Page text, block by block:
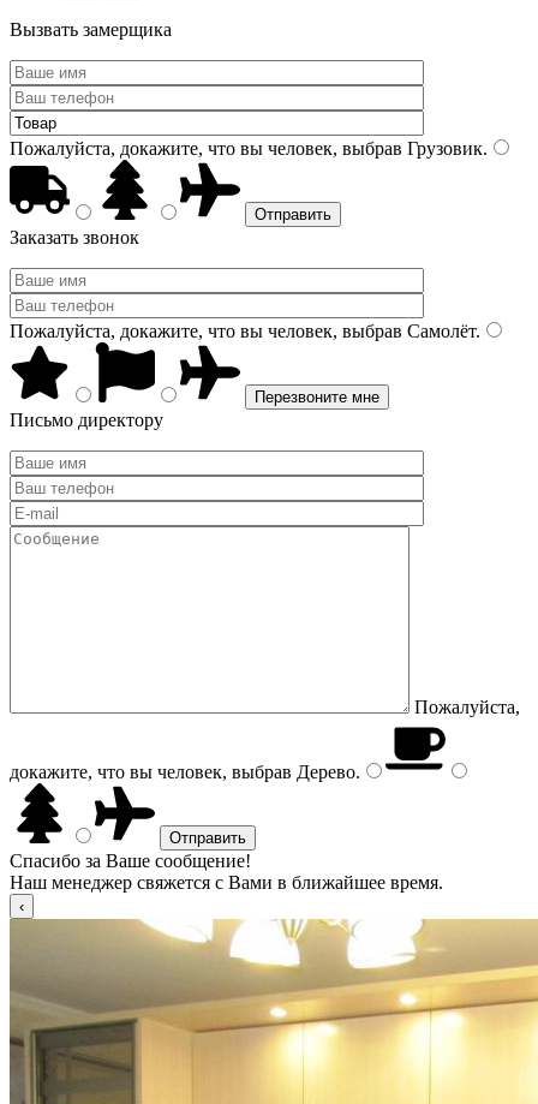
Вызвать замерщика
Пожалуйста, докажите, что вы человек, выбрав Грузовик.
Заказать звонок
Пожалуйста, докажите, что вы человек, выбрав Самолёт.
Письмо директору
Пожалуйста,
докажите, что вы человек, выбрав Дерево.
Спасибо за Ваше сообщение!
Наш менеджер свяжется с Вами в ближайшее время.